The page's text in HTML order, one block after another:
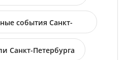
события Санкт-
Санкт-Петербурга